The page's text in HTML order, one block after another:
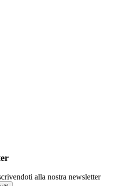
alla nostra newsletter